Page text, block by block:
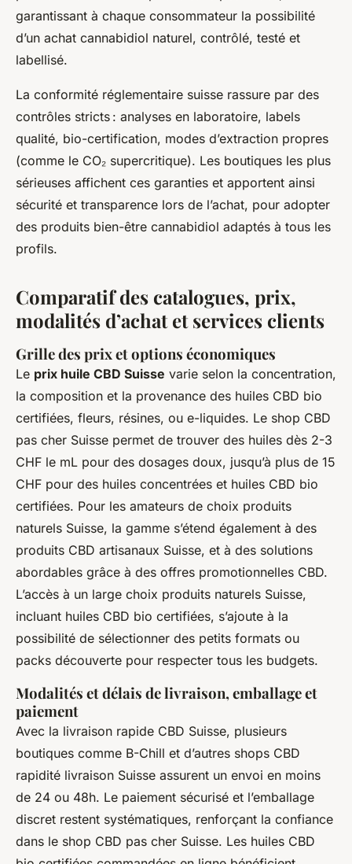
garantissant à chaque consommateur la possibilité
d’un achat cannabidiol naturel, contrôlé, testé et
labellisé.
La conformité réglementaire suisse rassure par des
contrôles stricts : analyses en laboratoire, labels
qualité, bio-certification, modes d’extraction propres
(comme le CO₂ supercritique). Les boutiques les plus
sérieuses affichent ces garanties et apportent ainsi
sécurité et transparence lors de l’achat, pour adopter
des produits bien-être cannabidiol adaptés à tous les
profils.
Comparatif des catalogues, prix,
modalités d’achat et services clients
Grille des prix et options économiques
Le prix huile CBD Suisse varie selon la concentration,
la composition et la provenance des huiles CBD bio
certifiées, fleurs, résines, ou e-liquides. Le shop CBD
pas cher Suisse permet de trouver des huiles dès 2-3
CHF le mL pour des dosages doux, jusqu’à plus de 15
CHF pour des huiles concentrées et huiles CBD bio
certifiées. Pour les amateurs de choix produits
naturels Suisse, la gamme s’étend également à des
produits CBD artisanaux Suisse, et à des solutions
abordables grâce à des offres promotionnelles CBD.
L’accès à un large choix produits naturels Suisse,
incluant huiles CBD bio certifiées, s’ajoute à la
possibilité de sélectionner des petits formats ou
packs découverte pour respecter tous les budgets.
Modalités et délais de livraison, emballage et
paiement
Avec la livraison rapide CBD Suisse, plusieurs
boutiques comme B-Chill et d’autres shops CBD
rapidité livraison Suisse assurent un envoi en moins
de 24 ou 48h. Le paiement sécurisé et l’emballage
discret restent systématiques, renforçant la confiance
dans le shop CBD pas cher Suisse. Les huiles CBD